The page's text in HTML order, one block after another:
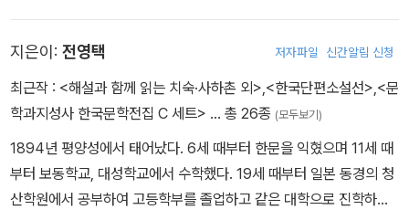
과 폐허가 된 전후(戰後)의 현실 등과 같은 역사적 비극 앞에서, 염상
섭의 소설은 일상적 삶의 감각을 객관적으로 보여준다. 1950년대 중
후반 이후 발표되는 일련의 후기 작품들은 주로 남녀 연애담에 기반
14일 서울 성북동에서 타계한다. 서울에서 나고 자란 서울 토박이의
삶은 서울에서 마무리된다. ‘작가’ 염상섭이 남긴 빛나는 작품들은 여
전히 여기에 남아 있다. 염상섭은 평생에 걸쳐 작품 창작에 임하고, 소
학은 ‘체험문학’, ‘빈궁문학’, ‘저항문학’으로 규정된다. 몇 명의 엘리트
의 눈으로 바라본 일부의 삶이 아니라 실제 체험을 통한 대다수의 극
게 드러내고 있다.
관과 민족의식 형성에 중요한 토대를 제공했다. 1920년 《개벽》에 <
희생화>를 발표하며 등단한 이후 <빈처>, <술 권하는 사회>, <운수
좋은 날>, <고향> 등 여러 단편을 통해 폐색된 식민지 일상, 궁핍과
로 형상화했다. 일제에 끝까지 저항했기 때문에 말년에는 경제적 어
려움이 극심했으나 한결같이 친일 노선과 거리를 두고 창작을 이어갔
으며, 1943년 지병으로 별세했다. 현실의 비극을 정면으로 끌어와
지은이: 전영택 저자파일 신간알림 신청
최근작 : <해설과 함께 읽는 치숙·사하촌 외>,<한국단편소설선>,<문
학과지성사 한국문학전집 C 세트> … 총 26종 (모두보기)
1894년 평양성에서 태어났다. 6세 때부터 한문을 익혔으며 11세 때
부터 보동학교, 대성학교에서 수학했다. 19세 때부터 일본 동경의 청
산학원에서 공부하여 고등학부를 졸업하고 같은 대학으로 진학하여